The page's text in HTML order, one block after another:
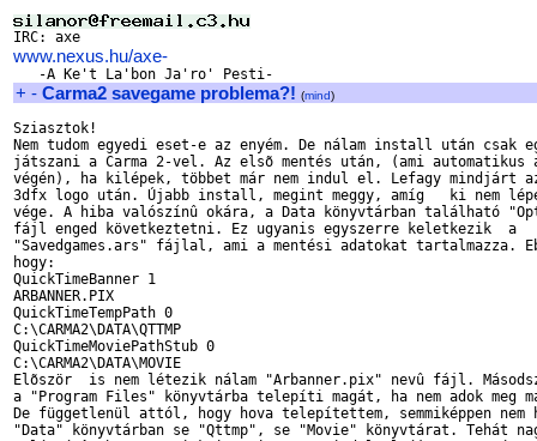
www.nexus.hu/axe-
+ - Carma2 savegame problema?! (mind)
Sziasztok!
Nem tudom egyedi eset-e az enyém. De nálam install után csak
játszani a Carma 2-vel. Az elsõ mentés után, (ami automatikus
végén), ha kilépek, többet már nem indul el. Lefagy mindjárt
3dfx logo után. Újabb install, megint meggy, amíg   ki nem
vége. A hiba valószínû okára, a Data könyvtárban található
fájl enged következtetni. Ez ugyanis egyszerre keletkezik  a
"Savedgames.ars" fájlal, ami a mentési adatokat tartalmazza.
hogy:
QuickTimeBanner 1
ARBANNER.PIX
QuickTimeTempPath 0
C:\CARMA2\DATA\QTTMP
QuickTimeMoviePathStub 0
C:\CARMA2\DATA\MOVIE
Elõször  is nem létezik nálam "Arbanner.pix" nevû fájl.
a "Program Files" könyvtárba telepíti magát, ha nem adok meg
De függetlenül attól, hogy hova telepítettem, semmiképpen
"Data" könyvtárban se "Qttmp", se "Movie" könyvtárat. Tehát